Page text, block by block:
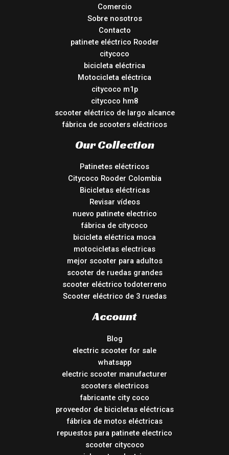
Comercio
Sobre nosotros
Contacto
patinete eléctrico Rooder
citycoco
bicicleta eléctrica
Motocicleta eléctrica
citycoco m1p
citycoco hm8
scooter eléctrico de largo alcance
fábrica de scooters eléctricos
Our Collection
Patinetes eléctricos
Citycoco Rooder Colombia
Bicicletas eléctricas
Revisar vídeos
nuevo patinete electrico
fábrica de citycoco
bicicleta eléctrica moca
motocicletas electricas
mejor scooter para adultos
scooter de ruedas grandes
scooter eléctrico todoterreno
Scooter eléctrico de 3 ruedas
Account
Blog
electric scooter for sale
whatsapp
electric scooter manufacturer
scooters electricos
fabricante city coco
proveedor de bicicletas eléctricas
fábrica de motos eléctricas
repuestos para patinete electrico
scooter citycoco